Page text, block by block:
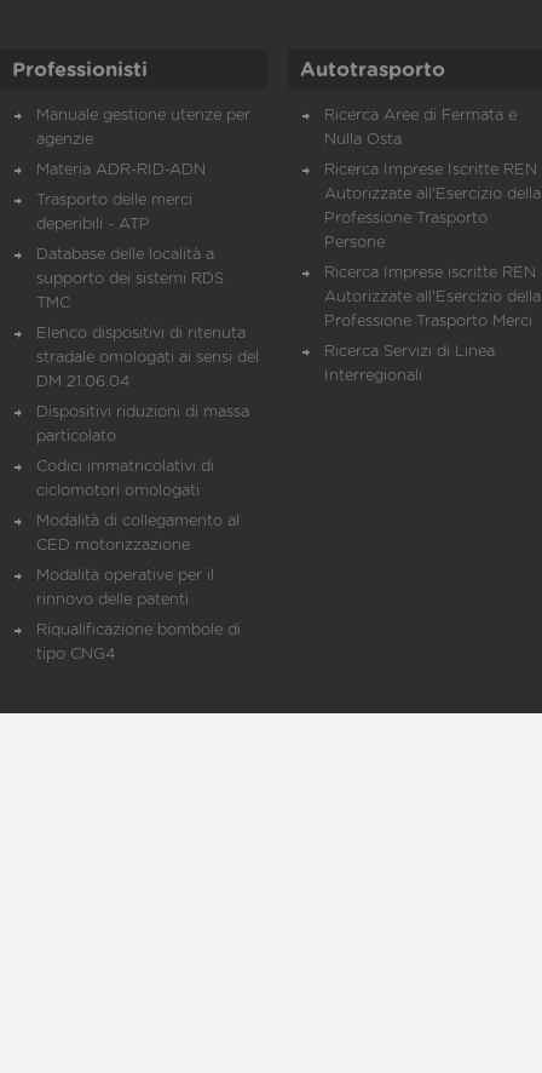
Professionisti
Manuale gestione utenze per
agenzie
Materia ADR-RID-ADN
Trasporto delle merci
deperibili - ATP
Database delle località a
supporto dei sistemi RDS
TMC
Elenco dispositivi di ritenuta
stradale omologati ai sensi del
DM 21.06.04
Dispositivi riduzioni di massa
particolato
Codici immatricolativi di
ciclomotori omologati
Modalità di collegamento al
CED motorizzazione
Modalità operative per il
rinnovo delle patenti
Riqualificazione bombole di
tipo CNG4
Autotrasporto
Ricerca Aree di Fermata e
Nulla Osta
Ricerca Imprese Iscritte REN
Autorizzate all'Esercizio della
Professione Trasporto
Persone
Ricerca Imprese iscritte REN
Autorizzate all'Esercizio della
Professione Trasporto Merci
Ricerca Servizi di Linea
Interregionali